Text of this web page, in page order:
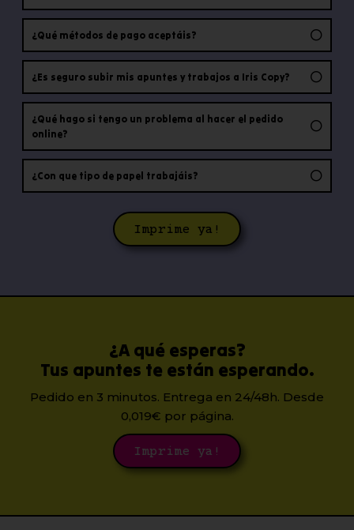
¿Qué métodos de pago aceptáis?
¿Es seguro subir mis apuntes y trabajos a Iris Copy?
¿Qué hago si tengo un problema al hacer el pedido
online?
¿Con que tipo de papel trabajáis?
Imprime ya!
¿A qué esperas?
Tus apuntes te están esperando.
Pedido en 3 minutos. Entrega en 24/48h. Desde
0,019€ por página.
Imprime ya!